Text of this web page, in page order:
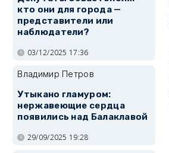
кто они для города —
представители или
наблюдатели?
03/12/2025 17:36
Владимир Петров
Утыкано гламуром:
нержавеющие сердца
появились над Балаклавой
29/09/2025 19:28